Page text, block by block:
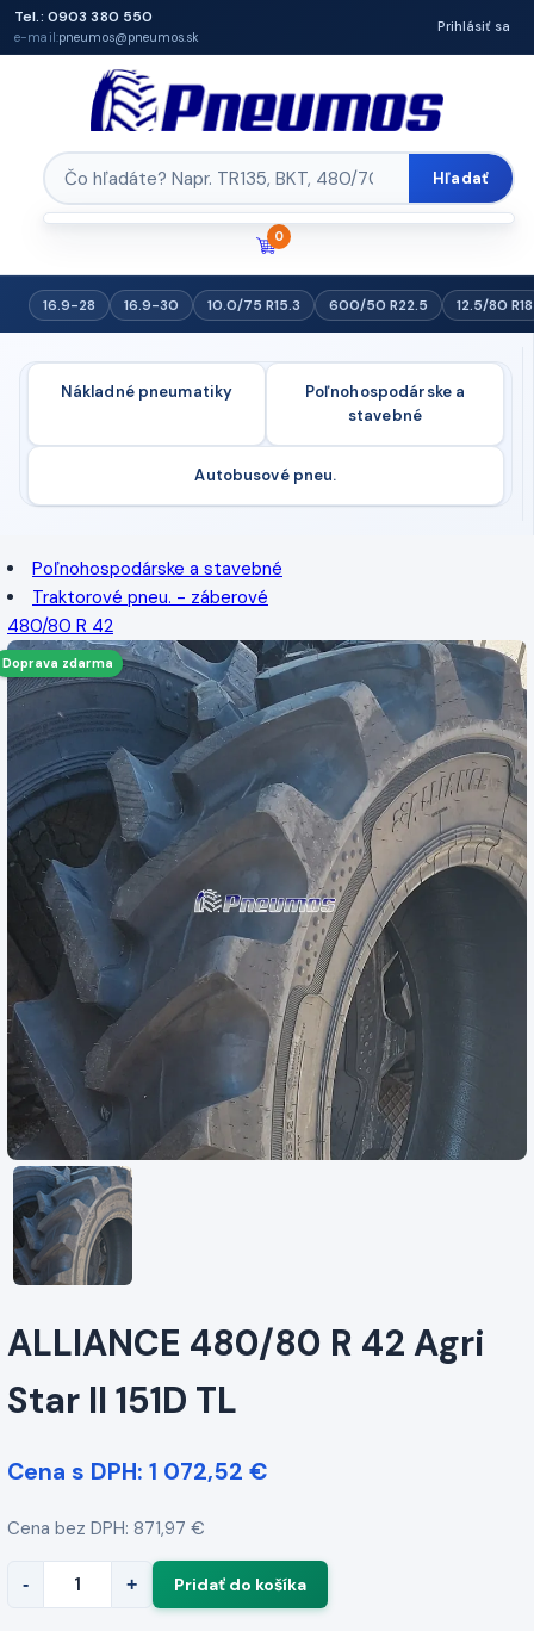
Tel.: 0903 380 550
e-mail:pneumos@pneumos.sk
Prihlásiť sa
Hľadať
0
16.9-28 16.9-30 10.0/75 R15.3 600/50 R22.5 12.5/80 R18
Nákladné pneumatiky
Poľnohospodárske a
stavebné
Autobusové pneu.
Poľnohospodárske a stavebné
Traktorové pneu. - záberové
480/80 R 42
Doprava zdarma
ALLIANCE 480/80 R 42 Agri
Star II 151D TL
Cena s DPH: 1 072,52 €
Cena bez DPH: 871,97 €
- +